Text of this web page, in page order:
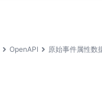
OpenAPI
原始事件属性数